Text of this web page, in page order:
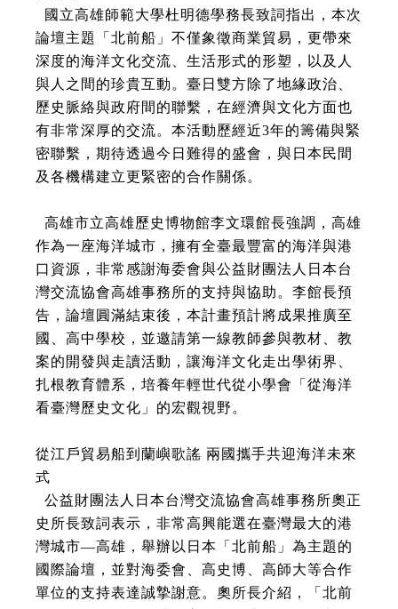
國立高雄師範大學杜明德學務長致詞指出，本次
論壇主題「北前船」不僅象徵商業貿易，更帶來
深度的海洋文化交流、生活形式的形塑，以及人
與人之間的珍貴互動。臺日雙方除了地緣政治、
歷史脈絡與政府間的聯繫，在經濟與文化方面也
有非常深厚的交流。本活動歷經近3年的籌備與緊
密聯繫，期待透過今日難得的盛會，與日本民間
及各機構建立更緊密的合作關係。
高雄市立高雄歷史博物館李文環館長強調，高雄
作為一座海洋城市，擁有全臺最豐富的海洋與港
口資源，非常感謝海委會與公益財團法人日本台
灣交流協會高雄事務所的支持與協助。李館長預
告，論壇圓滿結束後，本計畫預計將成果推廣至
國、高中學校，並邀請第一線教師參與教材、教
案的開發與走讀活動，讓海洋文化走出學術界、
扎根教育體系，培養年輕世代從小學會「從海洋
看臺灣歷史文化」的宏觀視野。
從江戶貿易船到蘭嶼歌謠 兩國攜手共迎海洋未來
式
公益財團法人日本台灣交流協會高雄事務所奧正
史所長致詞表示，非常高興能選在臺灣最大的港
灣城市—高雄，舉辦以日本「北前船」為主題的
國際論壇，並對海委會、高史博、高師大等合作
單位的支持表達誠摯謝意。奧所長介紹，「北前